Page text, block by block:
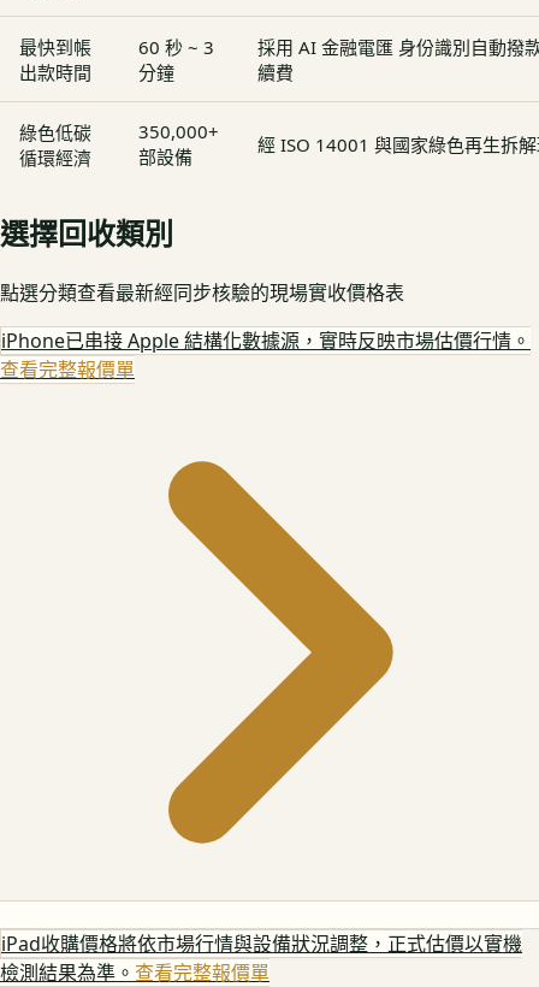
最快到帳
出款時間
60 秒 ~ 3
分鐘
採用 AI 金融電匯 身份識別自動撥
續費
綠色低碳
循環經濟
350,000+
部設備
經 ISO 14001 與國家綠色再生拆
選擇回收類別
點選分類查看最新經同步核驗的現場實收價格表
iPhone已串接 Apple 結構化數據源，實時反映市場估價行情。
查看完整報價單
iPad收購價格將依市場行情與設備狀況調整，正式估價以實機
檢測結果為準。 查看完整報價單